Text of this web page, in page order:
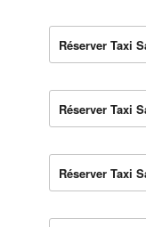
Réserver Taxi
Réserver Taxi
Réserver Taxi